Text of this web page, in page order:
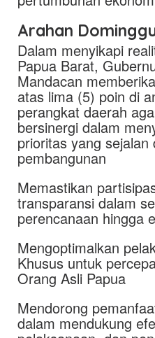
Arahan
Dalam menyikapi
Papua Barat,
Mandacan
atas lima (5) poin di
perangkat daerah
bersinergi dalam
prioritas yang
pembangunan
Memastikan
transparansi dalam
perencanaan hingga
Mengoptimalkan
Khusus untuk
Orang Asli Papua
Mendorong
dalam mendukung